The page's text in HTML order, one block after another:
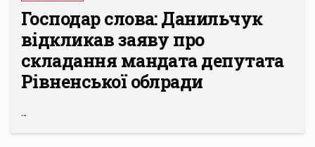
Господар слова: Данильчук
відкликав заяву про
складання мандата депутата
Рівненської облради
...